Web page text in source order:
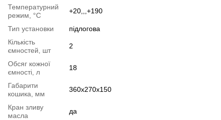
Температурний
режим, °C
+20,,,+190
Тип установки
підлогова
Кількість
ємностей, шт
2
Обсяг кожної
ємності, л
18
Габарити
кошика, мм
360х270х150
Кран зливу
масла
да